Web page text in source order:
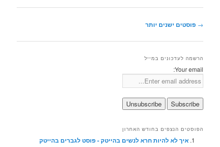
ניווט
→ פוסטים ישנים יותר
הרשמה לעדכונים במייל
Your email:
הפוסטים הנצפים בחודש האחרון
איך לא להיות חרא לנשים בהייטק - פוסט לגברים בהייטק